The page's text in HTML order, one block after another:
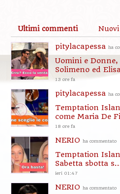
Ultimi commenti
pitylacapessa ha
Uomini e Donne,
Solimeno ed
13 ore fa
pitylacapessa ha
Temptation
come Maria De
18 ore fa
NERIO ha commentato
Temptation
Sabetta sbotta
ieri 01:47
NERIO ha commentato